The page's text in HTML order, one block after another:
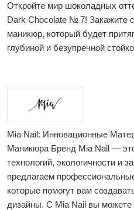
Откройте мир шоколадных
Dark Chocolate № 7! Закажите
маникюр, который будет
глубиной и безупречной
Mia Nail: Инновационные
Маникюра Бренд Mia Nail —
технологий, экологичности и
предлагаем
которые помогут вам
дизайны. С Mia Nail вы можете